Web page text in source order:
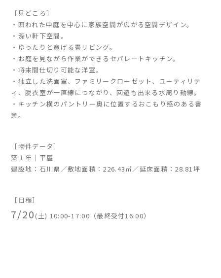
［見どころ］
・囲われた中庭を中心に家族空間が広がる空間デザイン。
・深い軒下空間。
・ゆったりと寛げる畳リビング。
・お庭を見ながら作業ができるセパレートキッチン。
・将来間仕切り可能な洋室。
・独立した洗面室、ファミリークローゼット、ユーティリテ
ィ、脱衣室が一直線につながり、回遊も出来る水周り動線。
・キッチン横のパントリー奥に位置するおこもり感のある書
斎。
［物件データ］
築１年｜平屋
建設地：石川県／敷地面積：226.43㎡／延床面積：28.81坪
［日程］
7/20 (土) 10:00-17:00（最終受付16:00）